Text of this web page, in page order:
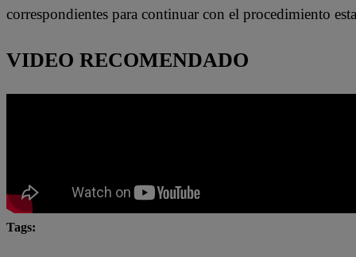
correspondientes para continuar con el procedimiento
VIDEO RECOMENDADO
Tags: